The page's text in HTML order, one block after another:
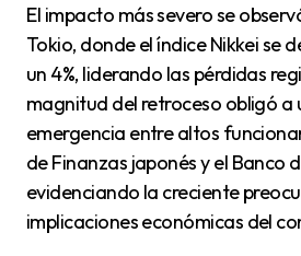
El impacto más severo se observó en la Bolsa de
Tokio, donde el índice Nikkei se
un 4%, liderando las pérdidas
magnitud del retroceso obligó a
emergencia entre altos
de Finanzas japonés y el Banco
evidenciando la creciente
implicaciones económicas del